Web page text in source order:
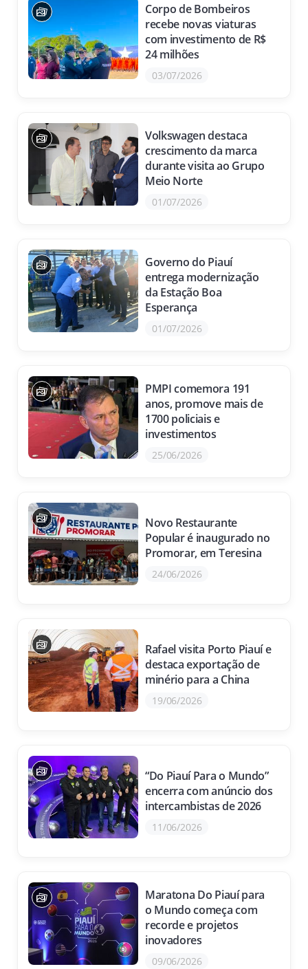
Corpo de Bombeiros
recebe novas viaturas
com investimento de R$
24 milhões
03/07/2026
Volkswagen destaca
crescimento da marca
durante visita ao Grupo
Meio Norte
01/07/2026
Governo do Piauí
entrega modernização
da Estação Boa
Esperança
01/07/2026
PMPI comemora 191
anos, promove mais de
1700 policiais e
investimentos
25/06/2026
Novo Restaurante
Popular é inaugurado no
Promorar, em Teresina
24/06/2026
Rafael visita Porto Piauí e
destaca exportação de
minério para a China
19/06/2026
“Do Piauí Para o Mundo”
encerra com anúncio dos
intercambistas de 2026
11/06/2026
Maratona Do Piauí para
o Mundo começa com
recorde e projetos
inovadores
09/06/2026